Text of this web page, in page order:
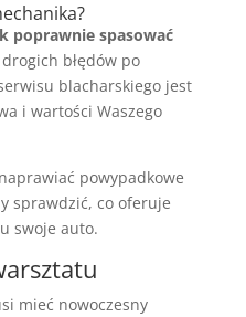
poprawnie spasować
błędów po
blacharskiego jest
i wartości Waszego
powypadkowe
sprawdzić, co oferuje
swoje auto.
mieć nowoczesny